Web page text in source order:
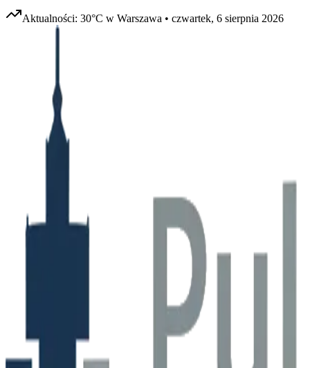
Aktualności: 30°C w Warszawa • czwartek, 6 sierpnia 2026